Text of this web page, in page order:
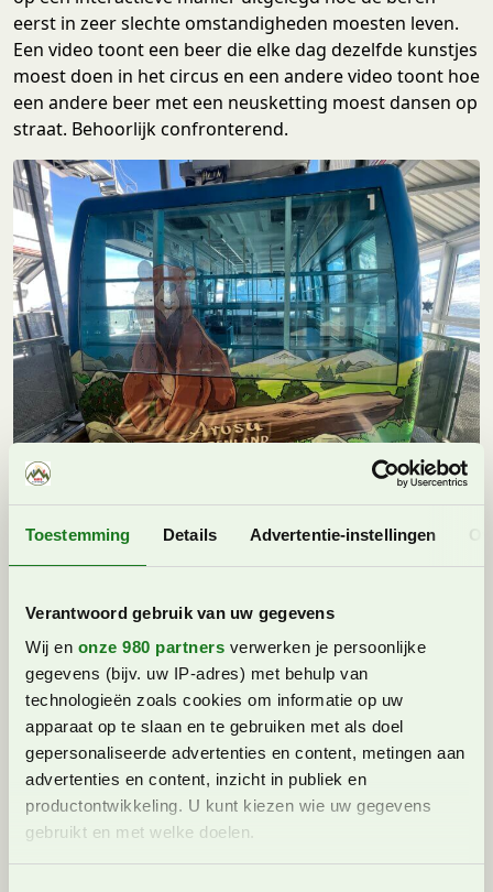
Toestemming Details Advertentie-instellingen
Verantwoord gebruik van uw gegevens
Wij en onze 980 partners verwerken je persoonlijke
gegevens (bijv. uw IP-adres) met behulp van
technologieën zoals cookies om informatie op uw
apparaat op te slaan en te gebruiken met als doel
gepersonaliseerde advertenties en content, metingen aan
advertenties en content, inzicht in publiek en
productontwikkeling. U kunt kiezen wie uw gegevens
gebruikt en met welke doelen.
eerst in zeer slechte omstandigheden moesten leven.
Een video toont een beer die elke dag dezelfde kunstjes
moest doen in het circus en een andere video toont hoe
een andere beer met een neusketting moest dansen op
straat. Behoorlijk confronterend.
Vanaf het dal gaan we met de berengondel naar het
berenland bij het middenstation.